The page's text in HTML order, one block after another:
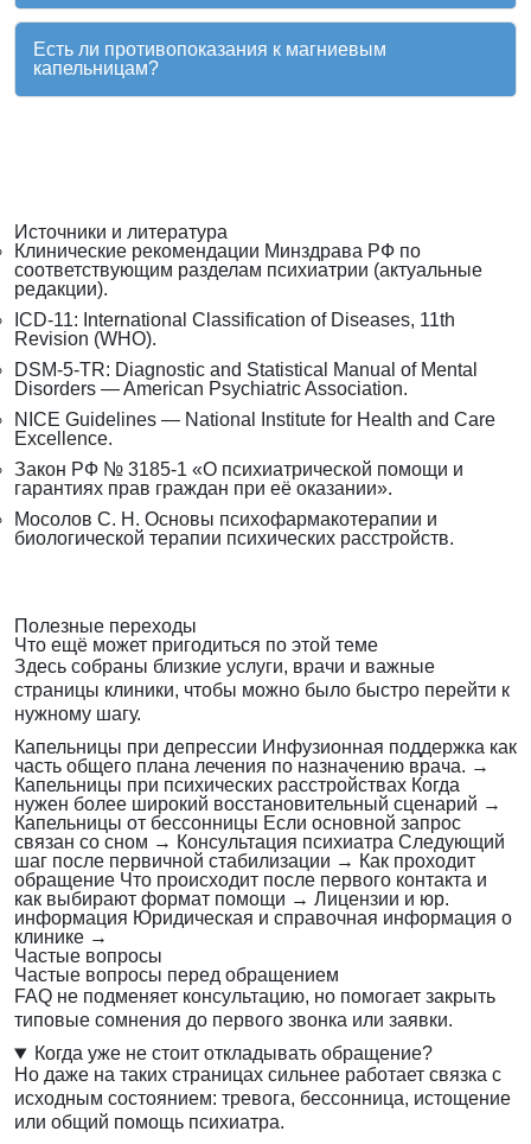
Есть ли противопоказания к магниевым
капельницам?
Источники и литература
Клинические рекомендации Минздрава РФ по
соответствующим разделам психиатрии (актуальные
редакции).
ICD-11: International Classification of Diseases, 11th
Revision (WHO).
DSM-5-TR: Diagnostic and Statistical Manual of Mental
Disorders — American Psychiatric Association.
NICE Guidelines — National Institute for Health and Care
Excellence.
Закон РФ № 3185-1 «О психиатрической помощи и
гарантиях прав граждан при её оказании».
Мосолов С. Н. Основы психофармакотерапии и
биологической терапии психических расстройств.
Полезные переходы
Что ещё может пригодиться по этой теме
Здесь собраны близкие услуги, врачи и важные
страницы клиники, чтобы можно было быстро перейти к
нужному шагу.
Капельницы при депрессии Инфузионная поддержка как
часть общего плана лечения по назначению врача. →
Капельницы при психических расстройствах Когда
нужен более широкий восстановительный сценарий →
Капельницы от бессонницы Если основной запрос
связан со сном → Консультация психиатра Следующий
шаг после первичной стабилизации → Как проходит
обращение Что происходит после первого контакта и
как выбирают формат помощи → Лицензии и юр.
информация Юридическая и справочная информация о
клинике →
Частые вопросы
Частые вопросы перед обращением
FAQ не подменяет консультацию, но помогает закрыть
типовые сомнения до первого звонка или заявки.
Когда уже не стоит откладывать обращение?
Но даже на таких страницах сильнее работает связка с
исходным состоянием: тревога, бессонница, истощение
или общий помощь психиатра.